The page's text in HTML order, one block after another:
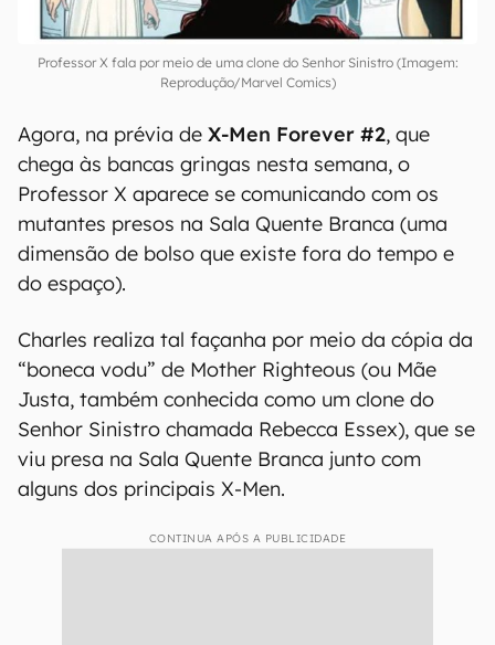
Professor X fala por meio de uma clone do Senhor Sinistro (Imagem:
Reprodução/Marvel Comics)
Agora, na prévia de X-Men Forever #2, que
chega às bancas gringas nesta semana, o
Professor X aparece se comunicando com os
mutantes presos na Sala Quente Branca (uma
dimensão de bolso que existe fora do tempo e
do espaço).
Charles realiza tal façanha por meio da cópia da
“boneca vodu” de Mother Righteous (ou Mãe
Justa, também conhecida como um clone do
Senhor Sinistro chamada Rebecca Essex), que se
viu presa na Sala Quente Branca junto com
alguns dos principais X-Men.
CONTINUA APÓS A PUBLICIDADE